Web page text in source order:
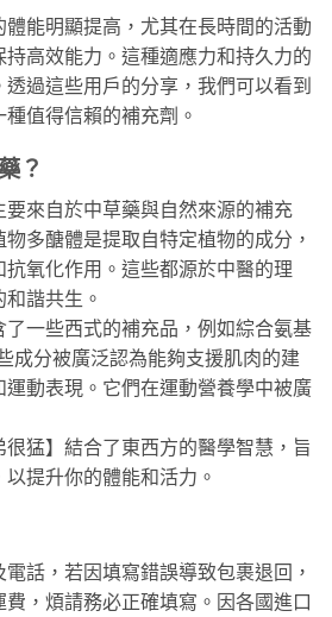
能明顯提高，尤其在長時間的活動
高效能力。這種適應力和持久力的
過這些用戶的分享，我們可以看到
種值得信賴的補充劑。
？
要來自於中草藥與自然來源的補充
多醣體是提取自特定植物的成分，
氧化作用。這些都源於中醫的理
諧共生。
了一些西式的補充品，例如綜合氨基
成分被廣泛認為能夠支援肌肉的建
動表現。它們在運動營養學中被廣
猛】結合了東西方的醫學智慧，旨
提升你的體能和活力。
話，若因填寫錯誤導致包裹退回，
，煩請務必正確填寫。因各國進口